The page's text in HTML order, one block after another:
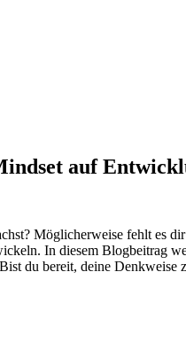
auf
Möglicherweise fehlt es
In diesem Blogbeitrag
du bereit, deine